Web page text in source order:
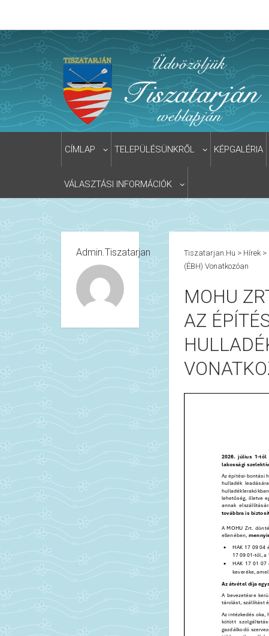
CÍMLAP TELEPÜLÉSÜNKRŐL KÉPGALÉRIA
VÁLASZTÁSI INFORMÁCIÓK
Admin.tiszatarjan Tiszatarjan.hu > Hírek>
(ÉBH) Vonatkozóan
MOHU
AZ